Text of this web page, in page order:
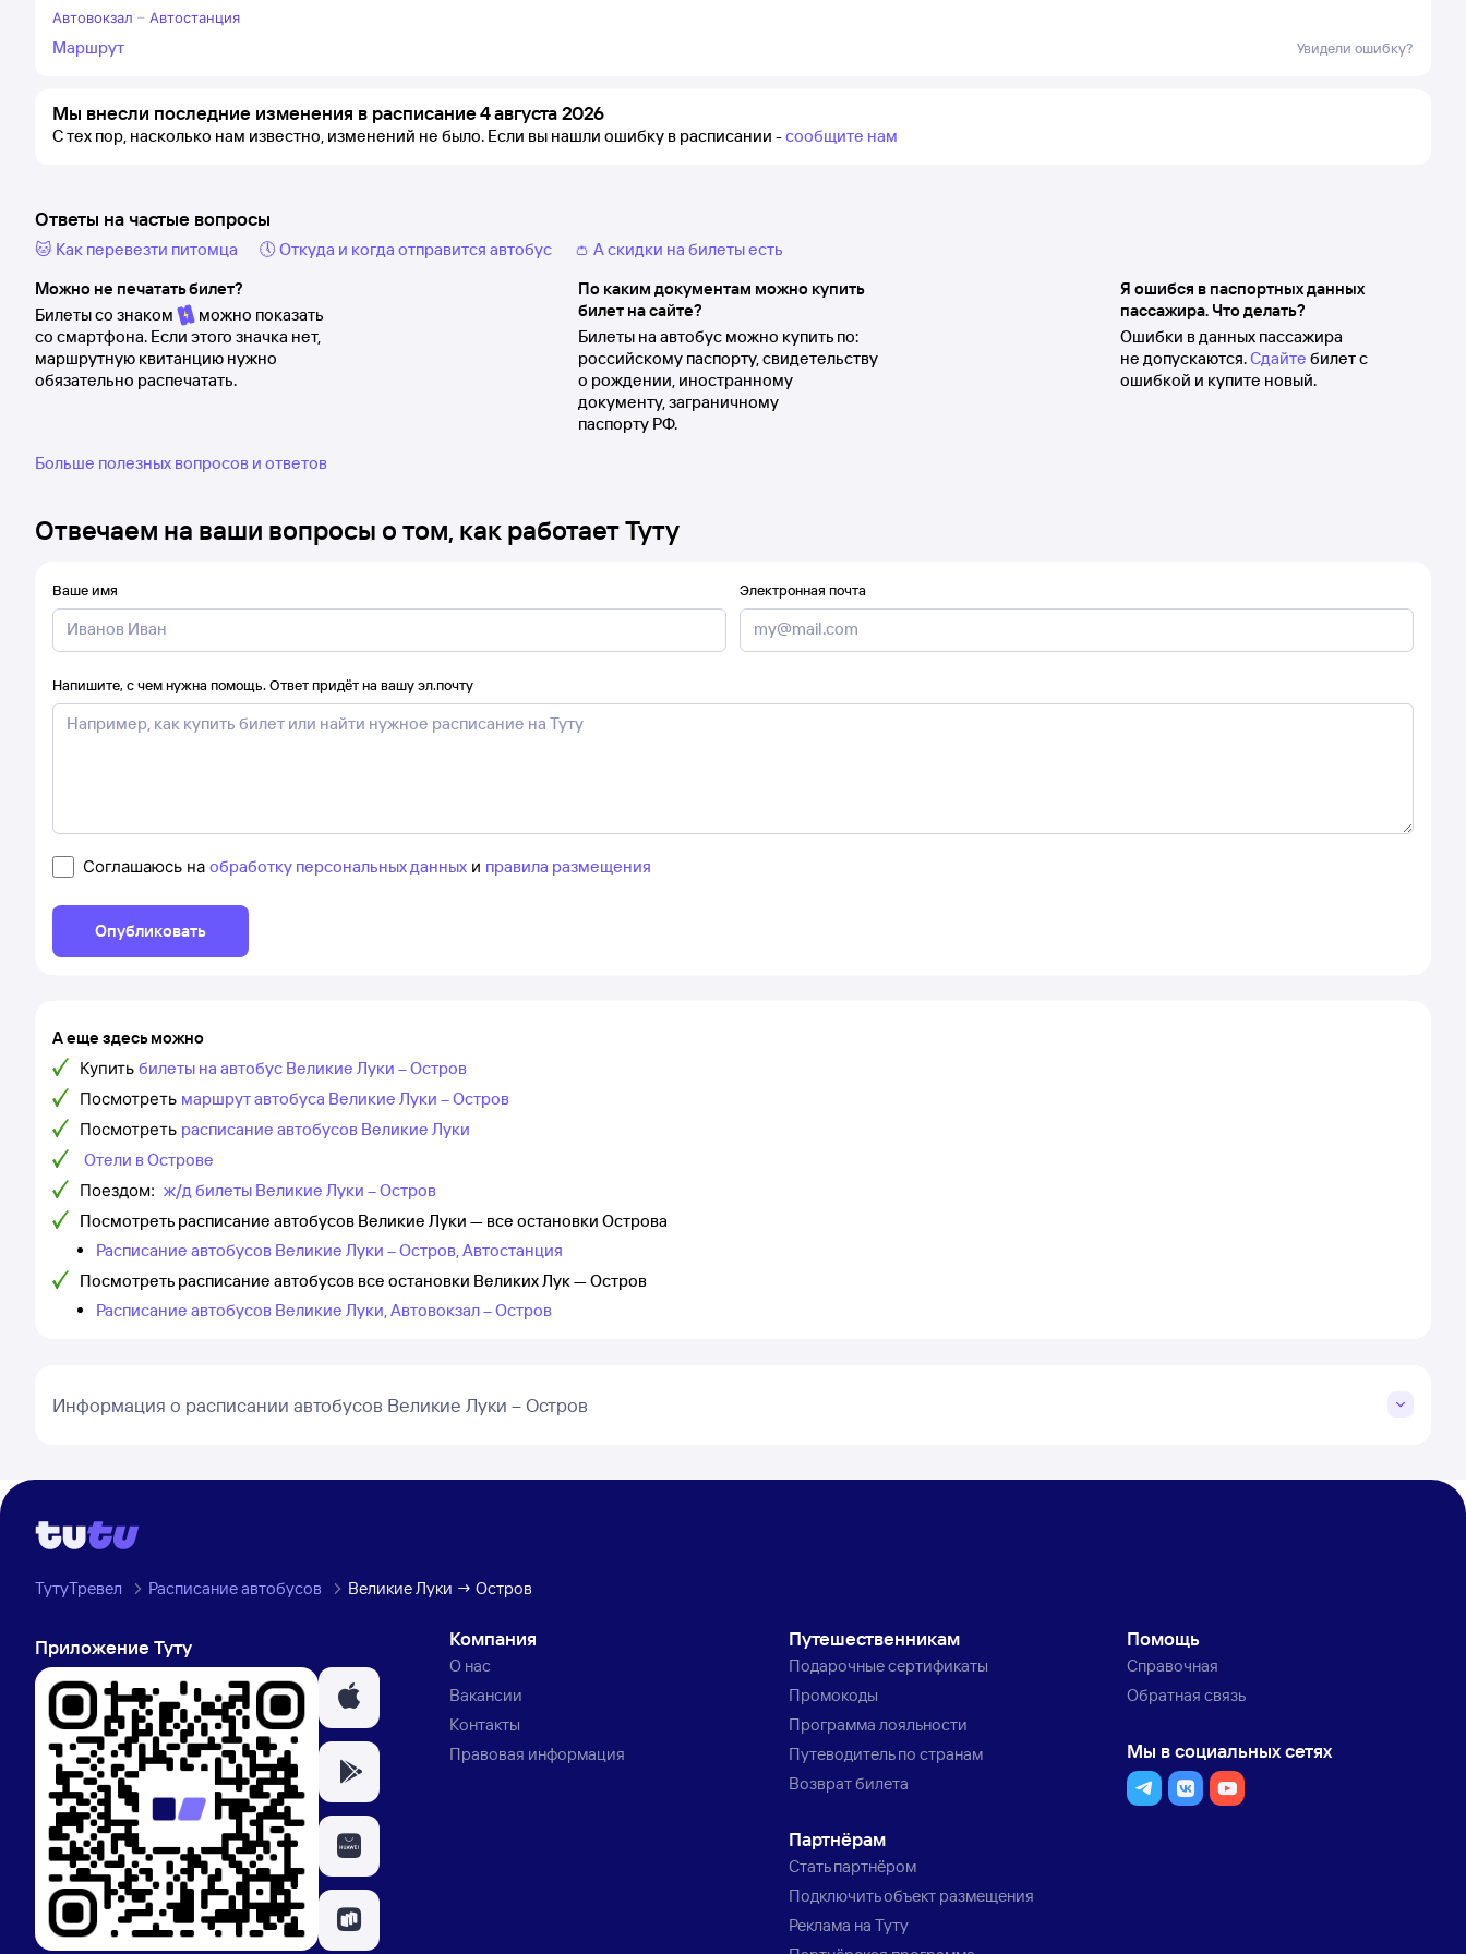
Автовокзал – Автостанция
Маршрут Увидели ошибку?
Мы внесли последние изменения в расписание 4 августа 2026
С тех пор, насколько нам известно, изменений не было. Если вы нашли ошибку в расписании -сообщите нам
Ответы на частые вопросы
🐱 Как перевезти питомца 🕔 Откуда и когда отправится автобус
👛 А скидки на билеты есть
Можно не печатать билет?
Билеты со знаком
можно показать
со смартфона. Если этого значка нет,
маршрутную квитанцию нужно
обязательно распечатать.
По каким документам можно купить
билет на сайте?
Билеты на автобус можно купить по:
российскому паспорту, свидетельству
о рождении, иностранному
документу, заграничному
паспорту РФ.
Я ошибся в паспортных данных
пассажира. Что делать?
Ошибки в данных пассажира
не допускаются.Сдайте билет с
ошибкой и купите новый.
Больше полезных вопросов и ответов
Отвечаем на ваши вопросы о том, как работает Туту
Ваше имя Электронная почта
Напишите, с чем нужна помощь. Ответ придёт на вашу эл.почту
Соглашаюсь на обработку персональных данных и правила размещения
Опубликовать
А еще здесь можно
Купить билеты на автобус Великие Луки – Остров
Посмотреть маршрут автобуса Великие Луки – Остров
Посмотреть расписание автобусов Великие Луки
Отели в Острове
Поездом: ж/д билеты Великие Луки – Остров
Посмотреть расписание автобусов Великие Луки — все остановки Острова
Расписание автобусов Великие Луки – Остров, Автостанция
Посмотреть расписание автобусов все остановки Великих Лук — Остров
Расписание автобусов Великие Луки, Автовокзал – Остров
Информация о расписании автобусов Великие Луки – Остров
ТутуТревел Расписание автобусов Великие Луки → Остров
Приложение Туту Компания
О нас
Вакансии
Контакты
Правовая информация
Путешественникам
Подарочные сертификаты
Промокоды
Программа лояльности
Путеводитель по странам
Возврат билета
Партнёрам
Стать партнёром
Подключить объект размещения
Реклама на Туту
Помощь
Справочная
Обратная связь
Мы в социальных сетях